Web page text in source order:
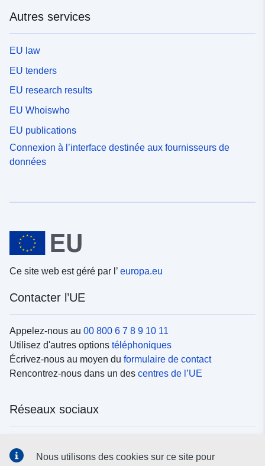
Autres services
EU law
EU tenders
EU research results
EU Whoiswho
EU publications
Connexion à l’interface destinée aux fournisseurs de
données
Ce site web est géré par l’ europa.eu
Contacter l’UE
Appelez-nous au 00 800 6 7 8 9 10 11
Utilisez d'autres options téléphoniques
Écrivez-nous au moyen du formulaire de contact
Rencontrez-nous dans un des centres de l’UE
Réseaux sociaux
Nous utilisons des cookies sur ce site pour